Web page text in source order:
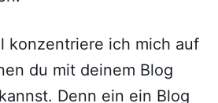
konzentriere ich mich auf
du mit deinem Blog
Denn ein ein Blog